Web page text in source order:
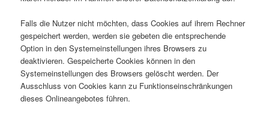
Falls die Nutzer nicht möchten, dass Cookies auf ihrem Rechner
gespeichert werden, werden sie gebeten die entsprechende
Option in den Systemeinstellungen ihres Browsers zu
deaktivieren. Gespeicherte Cookies können in den
Systemeinstellungen des Browsers gelöscht werden. Der
Ausschluss von Cookies kann zu Funktionseinschränkungen
dieses Onlineangebotes führen.